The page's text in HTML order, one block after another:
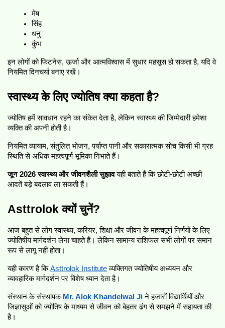
मेष
सिंह
धनु
कुंभ
इन लोगों को फिटनेस, ऊर्जा और आत्मविश्वास में सुधार महसूस हो सकता है, यदि वे
नियमित दिनचर्या बनाए रखें।
स्वास्थ्य के लिए ज्योतिष क्या कहता है?
ज्योतिष हमें सावधान रहने का संकेत देता है, लेकिन स्वास्थ्य की जिम्मेदारी हमेशा
व्यक्ति की अपनी होती है।
नियमित व्यायाम, संतुलित भोजन, पर्याप्त पानी और सकारात्मक सोच किसी भी ग्रह
स्थिति से अधिक महत्वपूर्ण भूमिका निभाते हैं।
जून 2026 स्वास्थ्य और जीवनशैली सुझाव यही बताते हैं कि छोटी-छोटी अच्छी
आदतें बड़े बदलाव ला सकती हैं।
Asttrolok क्यों चुनें?
आज बहुत से लोग स्वास्थ्य, करियर, शिक्षा और जीवन के महत्वपूर्ण निर्णयों के लिए
ज्योतिषीय मार्गदर्शन लेना चाहते हैं। लेकिन सामान्य राशिफल सभी लोगों पर समान
रूप से लागू नहीं होता।
यही कारण है कि Asttrolok Institute व्यक्तिगत ज्योतिषीय अध्ययन और
व्यावहारिक मार्गदर्शन पर विशेष ध्यान देता है।
संस्थान के संस्थापक Mr. Alok Khandelwal Ji ने हजारों विद्यार्थियों और
जिज्ञासुओं को ज्योतिष के माध्यम से जीवन को बेहतर ढंग से समझने में सहायता की
है।